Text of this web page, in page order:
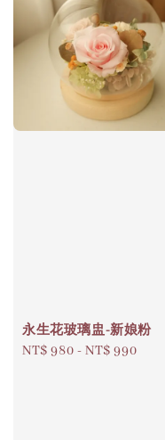
永生花玻璃盅-新娘粉
Regular
NT$ 980 -NT$ 990